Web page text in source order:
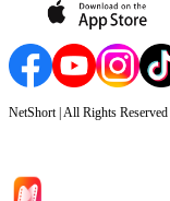
NetShort | All Rights Reserved |